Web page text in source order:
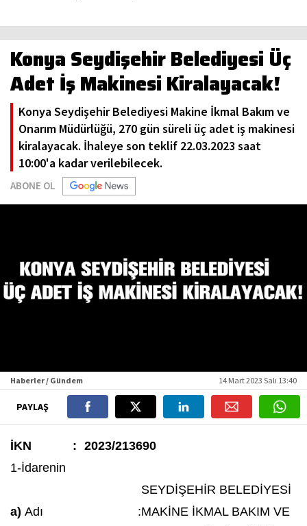
Konya Seydişehir Belediyesi Üç
Adet İş Makinesi Kiralayacak!
Konya Seydişehir Belediyesi Makine İkmal Bakım ve
Onarım Müdürlüğü, 270 gün süreli üç adet iş makinesi
kiralayacak. İhaleye son teklif 22.03.2023 saat
10:00'a kadar verilebilecek.
ABONE OL
Haberler / Gündem 14 Mart 2023 Salı 13:40
PAYLAŞ
İKN : 2023/213690
1-İdarenin
a) Adı :
SEYDİŞEHİR BELEDİYESİ
MAKİNE İKMAL BAKIM VE